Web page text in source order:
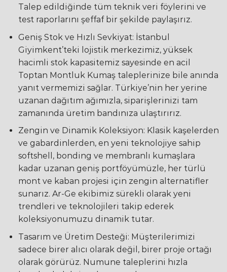
Talep edildiğinde tüm teknik veri föylerini ve
test raporlarını şeffaf bir şekilde paylaşırız.
Geniş Stok ve Hızlı Sevkiyat: İstanbul
Giyimkent’teki lojistik merkezimiz, yüksek
hacimli stok kapasitemiz sayesinde en acil
Toptan Montluk Kumaş taleplerinize bile anında
yanıt vermemizi sağlar. Türkiye’nin her yerine
uzanan dağıtım ağımızla, siparişlerinizi tam
zamanında üretim bandınıza ulaştırırız.
Zengin ve Dinamik Koleksiyon: Klasik kaşelerden
ve gabardinlerden, en yeni teknolojiye sahip
softshell, bonding ve membranlı kumaşlara
kadar uzanan geniş portföyümüzle, her türlü
mont ve kaban projesi için zengin alternatifler
sunarız. Ar-Ge ekibimiz sürekli olarak yeni
trendleri ve teknolojileri takip ederek
koleksiyonumuzu dinamik tutar.
Tasarım ve Üretim Desteği: Müşterilerimizi
sadece birer alıcı olarak değil, birer proje ortağı
olarak görürüz. Numune taleplerini hızla